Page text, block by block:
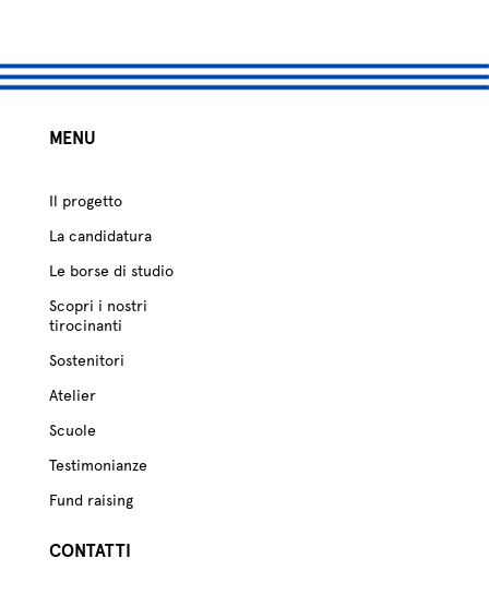
Scuole
MENU
Il progetto
La candidatura
Le borse di studio
Scopri i nostri
tirocinanti
Sostenitori
Atelier
Scuole
Testimonianze
Fund raising
CONTATTI